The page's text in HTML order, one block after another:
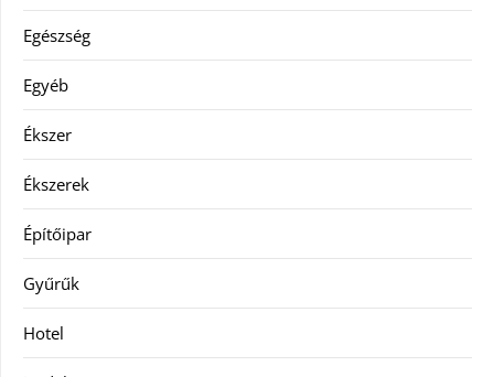
Egészség
Egyéb
Ékszer
Ékszerek
Építőipar
Gyűrűk
Hotel